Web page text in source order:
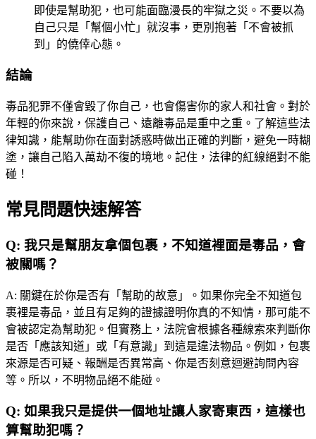
即使是幫助犯，也可能面臨漫長的牢獄之災。不要以為
自己只是「幫個小忙」就沒事，更別抱著「不會被抓
到」的僥倖心態。
結論
毒品犯罪不僅會毀了你自己，也會傷害你的家人和社會。對於
年輕的你來說，保護自己、遠離毒品是重中之重。了解這些法
律知識，能幫助你在面對誘惑時做出正確的判斷，避免一時糊
塗，讓自己陷入萬劫不復的境地。記住，法律的紅線絕對不能
碰！
常見問題快速解答
Q: 我只是幫朋友拿個包裹，不知道裡面是毒品，會
被關嗎？
A: 關鍵在於你是否有「幫助的故意」。如果你完全不知道包
裹裡是毒品，並且有足夠的證據證明你真的不知情，那可能不
會被認定為幫助犯。但實務上，法院會根據各種線索來判斷你
是否「應該知道」或「有意識」到這是違法物品。例如，包裹
來源是否可疑、報酬是否異常高、你是否刻意迴避詢問內容
等。所以，不明物品絕不能碰。
Q: 如果我只是提供一個地址讓人家寄東西，這樣也
算幫助犯嗎？